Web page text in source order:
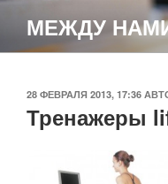
содержимому
МЕЖДУ
ОПУБЛИКОВАНО
28 ФЕВРАЛЯ 2013, 17:36
Тренажеры